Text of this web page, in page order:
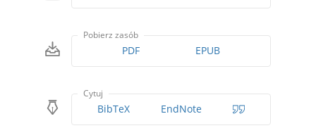
Pobierz zasób
PDF EPUB
Cytuj
BibTeX EndNote